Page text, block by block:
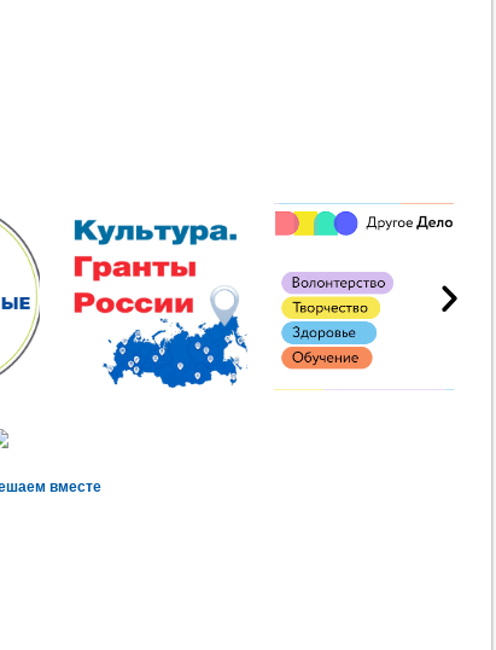
вместе